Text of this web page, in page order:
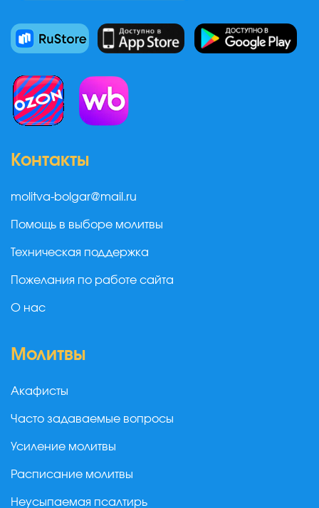
Контакты
molitva-bolgar@mail.ru
Помощь в выборе молитвы
Техническая поддержка
Пожелания по работе сайта
О нас
Молитвы
Акафисты
Часто задаваемые вопросы
Усиление молитвы
Расписание молитвы
Неусыпаемая псалтирь